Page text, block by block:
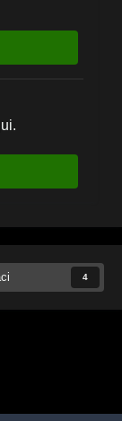
4